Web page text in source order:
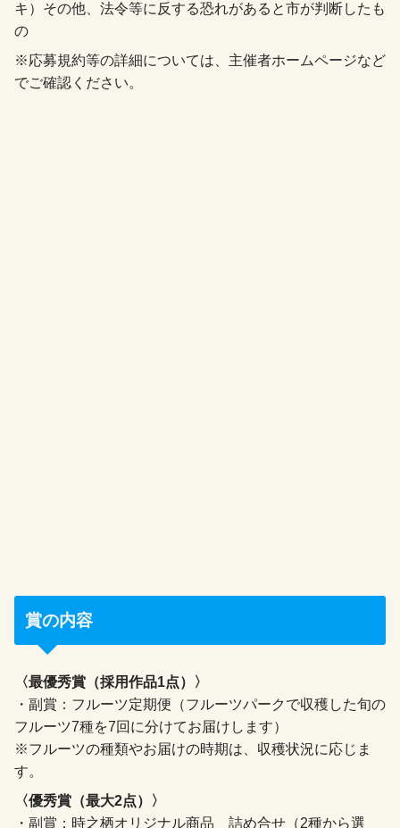
キ）その他、法令等に反する恐れがあると市が判断したも
の
※応募規約等の詳細については、主催者ホームページなど
でご確認ください。
賞の内容
〈最優秀賞（採用作品1点）〉
・副賞：フルーツ定期便（フルーツパークで収穫した旬の
フルーツ7種を7回に分けてお届けします）
※フルーツの種類やお届けの時期は、収穫状況に応じま
す。
〈優秀賞（最大2点）〉
・副賞：時之栖オリジナル商品 詰め合せ（2種から選